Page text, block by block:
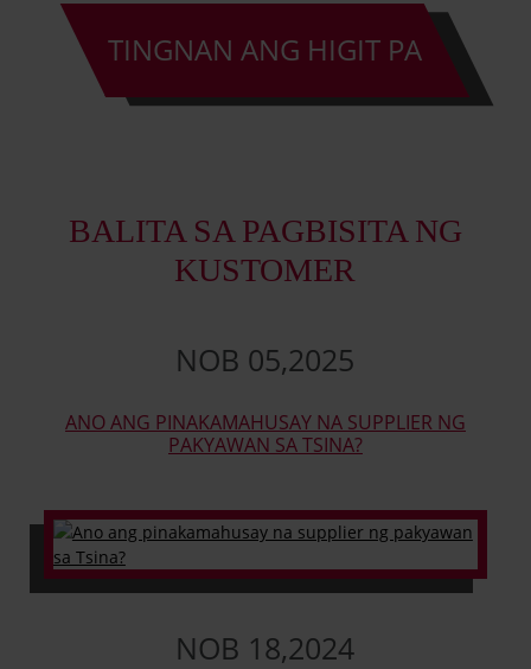
TINGNAN ANG HIGIT PA
BALITA SA PAGBISITA NG
KUSTOMER
NOB 05,2025
ANO ANG PINAKAMAHUSAY NA SUPPLIER NG
PAKYAWAN SA TSINA?
NOB 18,2024